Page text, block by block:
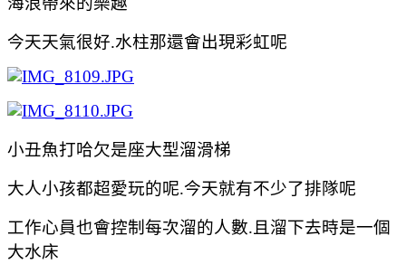
今天天氣很好.水柱那還會出現彩虹呢
小丑魚打哈欠是座大型溜滑梯
大人小孩都超愛玩的呢.今天就有不少了排隊呢
工作心員也會控制每次溜的人數.且 溜下去時是一個
大水床